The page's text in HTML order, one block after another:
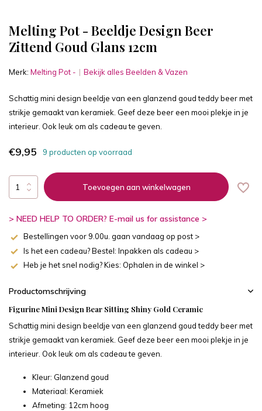
Melting Pot - Beeldje Design Beer
Zittend Goud Glans 12cm
Merk: Melting Pot - Bekijk alles Beelden & Vazen
Schattig mini design beeldje van een glanzend goud teddy beer met
strikje gemaakt van keramiek. Geef deze beer een mooi plekje in je
interieur. Ook leuk om als cadeau te geven.
€9,95 9 producten op voorraad
Toevoegen aan winkelwagen
> NEED HELP TO ORDER? E-mail us for assistance >
Bestellingen voor 9.00u. gaan vandaag op post >
Is het een cadeau? Bestel: Inpakken als cadeau >
Heb je het snel nodig? Kies: Ophalen in de winkel >
Productomschrijving
Figurine Mini Design Bear Sitting Shiny Gold Ceramic
Schattig mini design beeldje van een glanzend goud teddy beer met
strikje gemaakt van keramiek. Geef deze beer een mooi plekje in je
interieur. Ook leuk om als cadeau te geven.
Kleur: Glanzend goud
Materiaal: Keramiek
Afmeting: 12cm hoog